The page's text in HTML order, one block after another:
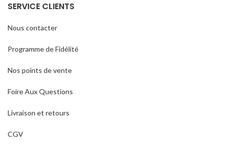
SERVICE CLIENTS
Nous contacter
Programme de Fidélité
Nos points de vente
Foire Aux Questions
Livraison et retours
CGV